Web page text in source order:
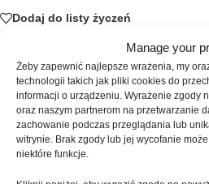
Manage your
Żeby zapewnić najlepsze wrażenia, my
technologii takich jak pliki cookies do
informacji o urządzeniu. Wyrażenie zgody
oraz naszym partnerom na przetwarzanie
zachowanie podczas przeglądania lub
witrynie. Brak zgody lub jej wycofanie
niektóre funkcje.
Dodaj do listy życzeń
SKU:TOUCH-257
Kategorie: Bazy, Cover base Perla
Znaczników: baza Perla do zdobień,
hybrydowa, Perla 04, półprzezroczysta
TOUCH Cover base Perla